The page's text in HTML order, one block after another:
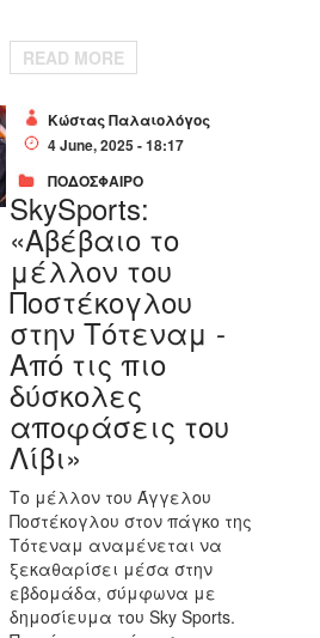
READ MORE
Κώστας Παλαιολόγος
4 June, 2025 - 18:17
ΠΟΔΟΣΦΑΙΡΟ
SkySports:
«Αβέβαιο το
μέλλον του
Ποστέκογλου
στην Τότεναμ -
Από τις πιο
δύσκολες
αποφάσεις του
Λίβι»
Το μέλλον του Άγγελου
Ποστέκογλου στον πάγκο της
Τότεναμ αναμένεται να
ξεκαθαρίσει μέσα στην
εβδομάδα, σύμφωνα με
δημοσίευμα του Sky Sports.